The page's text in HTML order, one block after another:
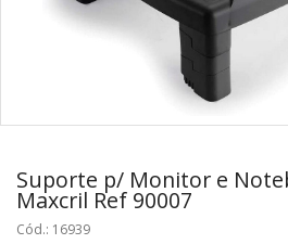
Suporte p/ Monitor e
Maxcril Ref 90007
Cód.: 16939